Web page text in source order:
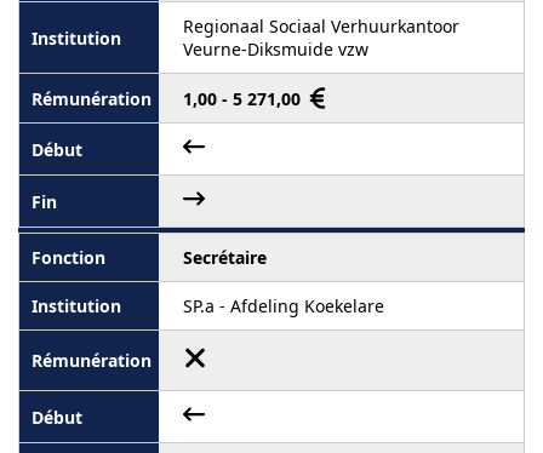
Regionaal Sociaal Verhuurkantoor
Veurne-Diksmuide vzw
1,00 - 5 271,00
Secrétaire
SP.a - Afdeling Koekelare